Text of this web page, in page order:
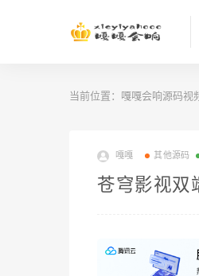
当前位置： 嘎嘎会响源码视
嘎嘎 其他源码
苍穹影视双